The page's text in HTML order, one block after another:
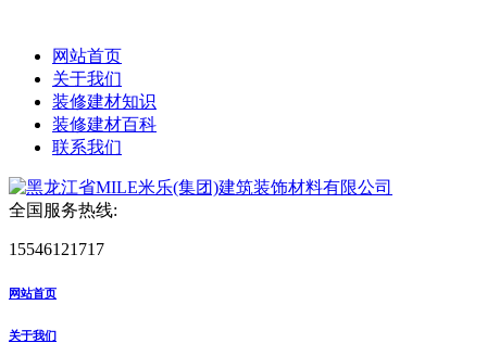
网站首页
关于我们
装修建材知识
装修建材百科
联系我们
全国服务热线:
15546121717
网站首页
关于我们